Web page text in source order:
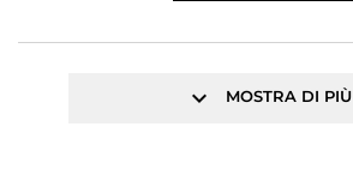
keyboard_arrow_down MOSTRA DI PIÙ